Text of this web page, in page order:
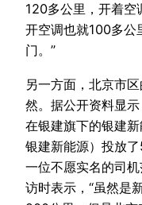
120多公里，开着空
开空调也就100多公
门。”
另一方面，北京市
然。据公开资料显
在银建旗下的银建
银建新能源）投放
一位不愿实名的司
访时表示，“虽然是